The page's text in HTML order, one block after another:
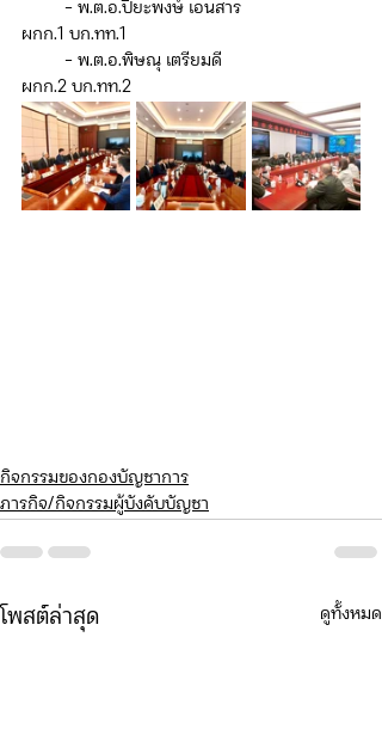
         - พ.ต.อ.ปิยะพงษ์ เอนสาร
ผกก.1 บก.ทท.1
         - พ.ต.อ.พิษณุ เตรียมดี
ผกก.2 บก.ทท.2
กิจกรรมของกองบัญชาการ
ภารกิจ/กิจกรรมผู้บังคับบัญชา
โพสต์ล่าสุด ดูทั้งหมด